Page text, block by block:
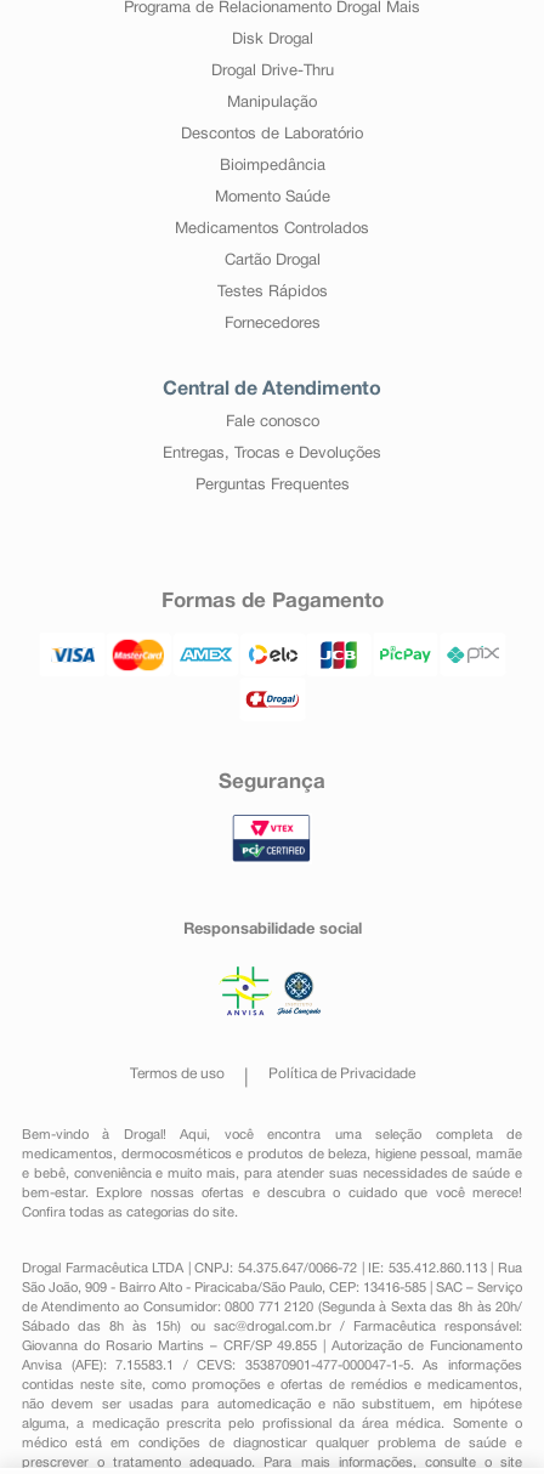
Programa de Relacionamento Drogal Mais
Disk Drogal
Drogal Drive-Thru
Manipulação
Descontos de Laboratório
Bioimpedância
Momento Saúde
Medicamentos Controlados
Cartão Drogal
Testes Rápidos
Fornecedores
Central de Atendimento
Fale conosco
Entregas, Trocas e Devoluções
Perguntas Frequentes
Formas de Pagamento
Segurança
Responsabilidade social
Termos de uso Política de Privacidade
Bem-vindo à Drogal! Aqui, você encontra uma seleção completa de
medicamentos , dermocosméticos e produtos de beleza, higiene pessoal ,mamãe
e bebê, conveniênciae muito mais, para atender suas necessidades de saúde e
bem-estar. Explore nossas ofertas e descubra o cuidado que você merece!
Confira todas as categorias do site.
Drogal Farmacêutica LTDA | CNPJ: 54.375.647/0066-72 | IE: 535.412.860.113 | Rua
São João, 909 - Bairro Alto - Piracicaba/São Paulo, CEP: 13416-585 | SAC – Serviço
de Atendimento ao Consumidor: 0800 771 2120 (Segunda à Sexta das 8h às 20h/
Sábado das 8h às 15h) ou sac@drogal.com.br/ Farmacêutica responsável:
Giovanna do Rosario Martins – CRF/SP 49.855 | Autorização de Funcionamento
Anvisa (AFE): 7.15583.1 / CEVS: 353870901-477-000047-1-5. As informações
contidas neste site, como promoções e ofertas de remédios e medicamentos,
não devem ser usadas para automedicação e não substituem, em hipótese
alguma, a medicação prescrita pelo profissional da área médica. Somente o
médico está em condições de diagnosticar qualquer problema de saúde e
prescrever o tratamento adequado. Para mais informações, consulte o site